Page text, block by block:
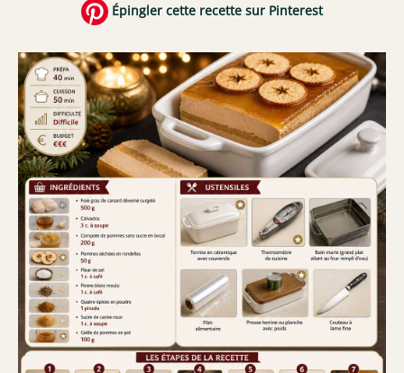
Épingler cette recette sur Pinterest